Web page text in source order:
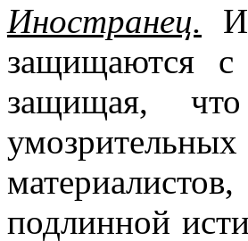
Иностранец. И
защищаются с
защищая,
подлинной